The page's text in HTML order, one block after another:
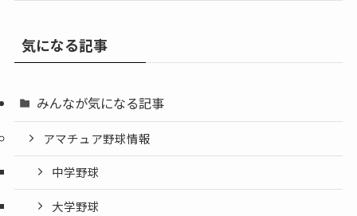
気になる記事
みんなが気になる記事
アマチュア野球情報
中学野球
大学野球